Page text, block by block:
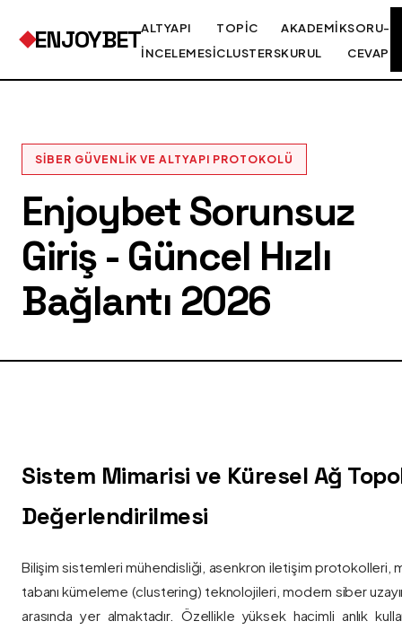
ENJOYBETALTYAPI
İNCELEMESI
TOPIC
CLUSTERS
AKADEMIK
KURUL
SORU-
CEVAP
SIBER GÜVENLIK VE ALTYAPI PROTOKOLÜ
Enjoybet Sorunsuz
Giriş - Güncel Hızlı
Bağlantı 2026
Sistem Mimarisi ve Küresel Ağ
Değerlendirilmesi
Bilişim sistemleri mühendisliği, asenkron iletişim protokolleri,
tabanı kümeleme (clustering) teknolojileri, modern siber
arasında yer almaktadır. Özellikle yüksek hacimli anlık